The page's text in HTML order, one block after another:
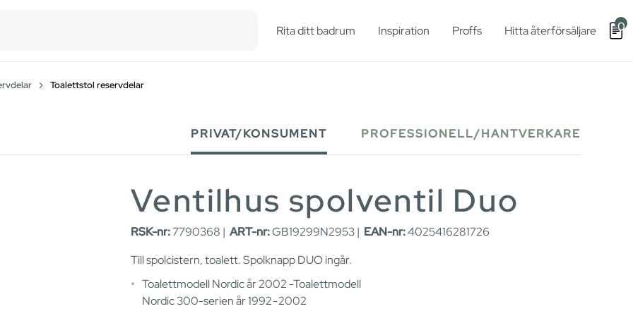
Rita ditt badrum Inspiration Proffs Hitta återförsäljare 0
Toalettstol reservdelar
PRIVAT/KONSUMENT PROFESSIONELL/HANTVERKARE
Ventilhus spolventil Duo
RSK-nr:7790368 | ART-nr:GB19299N2953 | EAN-nr:4025416281726
Till spolcistern, toalett. Spolknapp DUO ingår.
Toalettmodell Nordic år 2002 -Toalettmodell
Nordic 300-serien år 1992 - 2002